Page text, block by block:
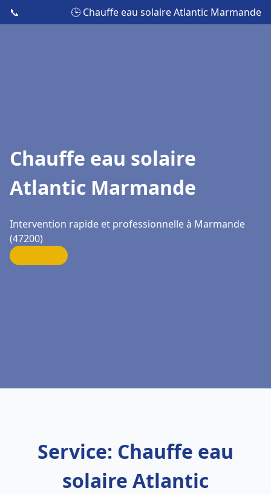
📞 🕒 Chauffe eau solaire Atlantic Marmande
Chauffe eau solaire
Atlantic Marmande
Intervention rapide et professionnelle à Marmande
(47200)
Service: Chauffe eau
solaire Atlantic